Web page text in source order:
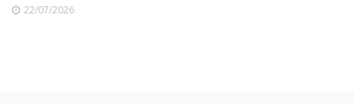
22/07/2026